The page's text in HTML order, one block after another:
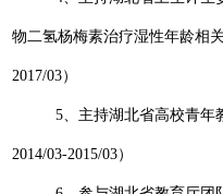
物二氢杨梅素治疗湿性年龄相
2017/03）
5 、主持湖北省高校青
2014/03-2015/03）